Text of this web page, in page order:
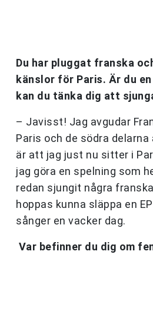
Du har pluggat franska
känslor för Paris. Är du
kan du tänka dig att
– Javisst! Jag avgudar
Paris och de södra
är att jag just nu sitter i
jag göra en spelning som
redan sjungit några
hoppas kunna släppa en
sånger en vacker dag.
Var befinner du dig om